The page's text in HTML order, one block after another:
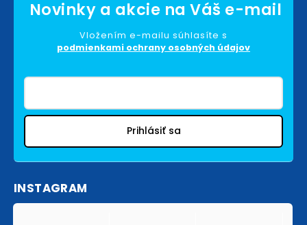
Vložením e-mailu súhlasíte s
podmienkami ochrany osobných údajov
Prihlásiť sa
INSTAGRAM